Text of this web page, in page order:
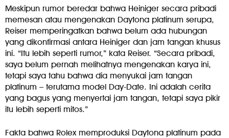
Meskipun rumor beredar bahwa Heiniger secara pribadi
memesan atau mengenakan Daytona platinum serupa,
Reiser memperingatkan bahwa belum ada hubungan
yang dikonfirmasi antara Heiniger dan jam tangan khusus
ini. “Itu lebih seperti rumor,” kata Reiser. “Secara pribadi,
saya belum pernah melihatnya mengenakan karya ini,
tetapi saya tahu bahwa dia menyukai jam tangan
platinum – terutama model Day-Date. Ini adalah cerita
yang bagus yang menyertai jam tangan, tetapi saya pikir
itu lebih seperti mitos.”
Fakta bahwa Rolex memproduksi Daytona platinum pada